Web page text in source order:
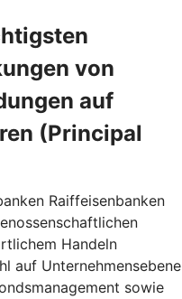
von
auf
(Principal
Raiffeisenbanken
Handeln
auf Unternehmensebene
sowie